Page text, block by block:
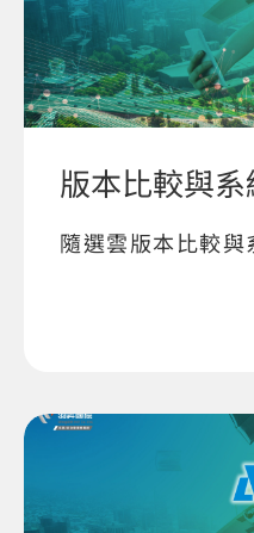
版本比較與
隨選雲版本比較與